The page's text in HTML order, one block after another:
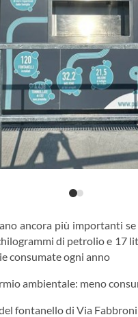
ancora più importanti
di petrolio e 17
consumate ogni anno
ambientale: meno
fontanello di Via